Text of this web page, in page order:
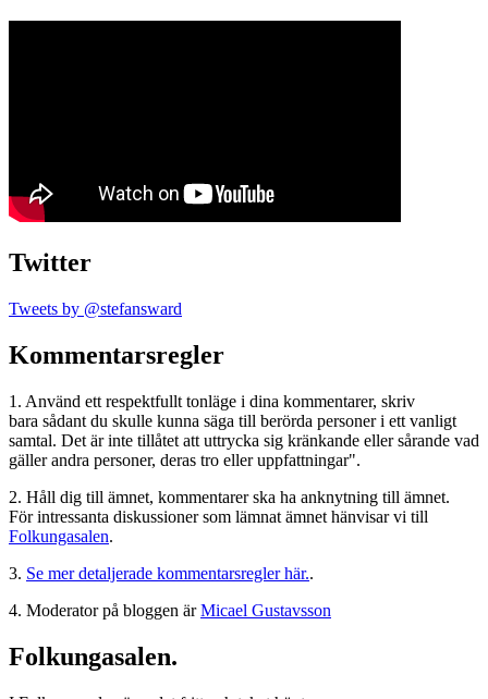
Twitter
Tweets by @stefansward
Kommentarsregler
1. Använd ett respektfullt tonläge i dina kommentarer, skriv
bara sådant du skulle kunna säga till berörda personer i ett vanligt
samtal. Det är inte tillåtet att uttrycka sig kränkande eller sårande vad
gäller andra personer, deras tro eller uppfattningar".
2. Håll dig till ämnet, kommentarer ska ha anknytning till ämnet.
För intressanta diskussioner som lämnat ämnet hänvisar vi till
Folkungasalen.
3. Se mer detaljerade kommentarsregler här..
4. Moderator på bloggen ärMicael Gustavsson
Folkungasalen.